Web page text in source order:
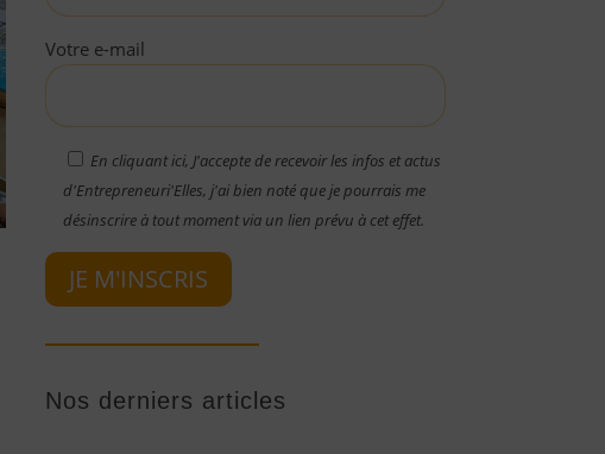
Votre e-mail
En cliquant ici, J'accepte de recevoir les infos et actus
d'Entrepreneuri'Elles, j'ai bien noté que je pourrais me
désinscrire à tout moment via un lien prévu à cet effet.
JE M'INSCRIS
Nos derniers articles